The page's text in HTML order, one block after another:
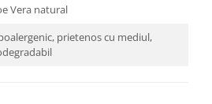
Vera natural
prietenos cu mediul,